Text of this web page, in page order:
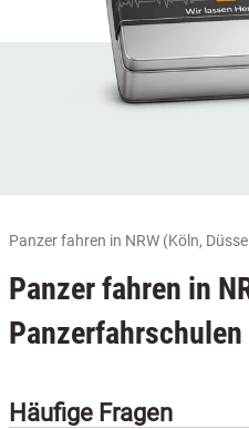
Panzer fahren in NRW (Köln,
Panzer fahren in
Häufige Fragen